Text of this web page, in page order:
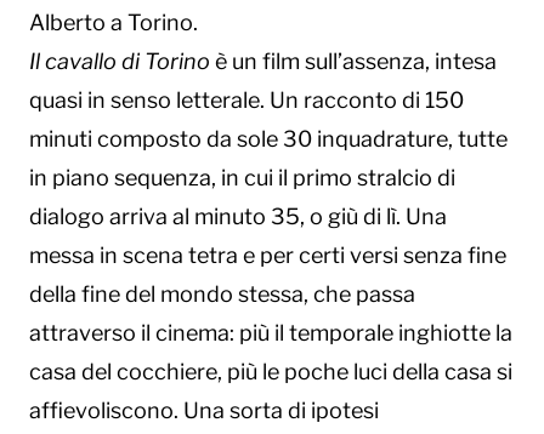
Alberto a Torino.
Il cavallo di Torino è un film sull’assenza, intesa
quasi in senso letterale. Un racconto di 150
minuti composto da sole 30 inquadrature, tutte
in piano sequenza, in cui il primo stralcio di
dialogo arriva al minuto 35, o giù di lì. Una
messa in scena tetra e per certi versi senza fine
della fine del mondo stessa, che passa
attraverso il cinema: più il temporale inghiotte la
casa del cocchiere, più le poche luci della casa si
affievoliscono. Una sorta di ipotesi